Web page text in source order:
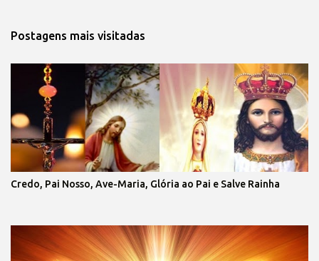
Postagens mais visitadas
Credo, Pai Nosso, Ave-Maria, Glória ao Pai e Salve Rainha